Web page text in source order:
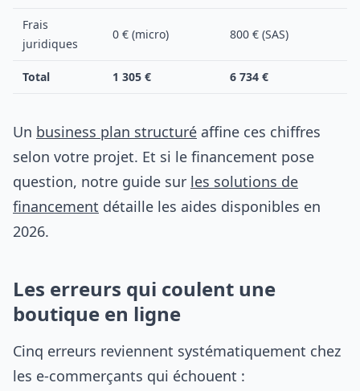
Frais
juridiques
0 € (micro) 800 € (SAS)
Total 1 305 € 6 734 €
Un business plan structuré affine ces chiffres
selon votre projet. Et si le financement pose
question, notre guide sur les solutions de
financement détaille les aides disponibles en
2026.
Les erreurs qui coulent une
boutique en ligne
Cinq erreurs reviennent systématiquement chez
les e-commerçants qui échouent :